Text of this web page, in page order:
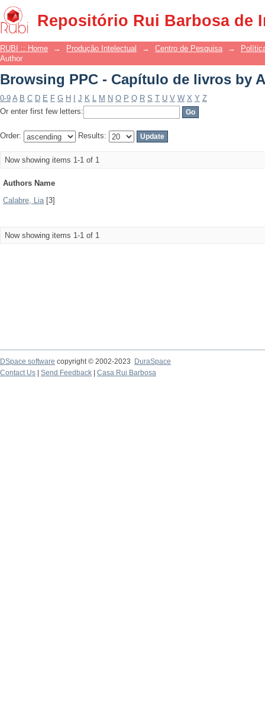
Repositório Rui Barbosa de
Browsing PPC - Capítulo de livros by
RUBI :: Home → Produção Intelectual → Centro de Pesquisa →
Author
Browsing PPC - Capítulo de livros by
0-9 A B C D E F G H J K L M N O P Q R S T U V W X Y Z
Or enter first few letters:
Order: Results:
Now showing items 1-1 of 1
Authors Name
Calabre, Lia[3]
Now showing items 1-1 of 1
DSpace software copyright © 2002-2023
DuraSpace
Contact Us
Send Feedback Casa Rui Barbosa